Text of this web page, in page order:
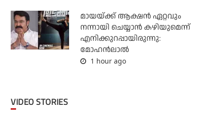
മായയ്ക്ക് ആക്ഷന്‍ ഏറ്റവും
നന്നായി ചെയ്യാന്‍ കഴിയുമെന്ന്
എനിക്കുറപ്പായിരുന്നു:
മോഹന്‍ലാല്‍
1 hour ago
VIDEO STORIES